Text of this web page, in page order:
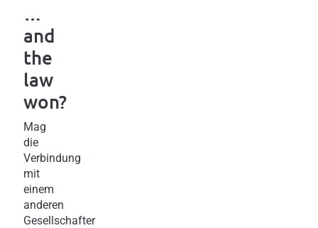
…
and
the
law
won?
Mag
die
Verbindung
mit
einem
anderen
Gesellschafter